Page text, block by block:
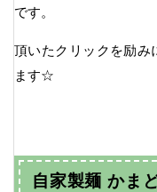
です。
頂いたクリックを励み
ます☆
自家製麺 かま